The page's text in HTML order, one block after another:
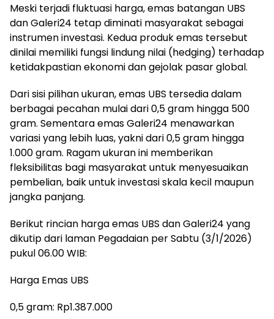
Meski terjadi fluktuasi harga, emas batangan UBS
dan Galeri24 tetap diminati masyarakat sebagai
instrumen investasi. Kedua produk emas tersebut
dinilai memiliki fungsi lindung nilai (hedging) terhadap
ketidakpastian ekonomi dan gejolak pasar global.
Dari sisi pilihan ukuran, emas UBS tersedia dalam
berbagai pecahan mulai dari 0,5 gram hingga 500
gram. Sementara emas Galeri24 menawarkan
variasi yang lebih luas, yakni dari 0,5 gram hingga
1.000 gram. Ragam ukuran ini memberikan
fleksibilitas bagi masyarakat untuk menyesuaikan
pembelian, baik untuk investasi skala kecil maupun
jangka panjang.
Berikut rincian harga emas UBS dan Galeri24 yang
dikutip dari laman Pegadaian per Sabtu (3/1/2026)
pukul 06.00 WIB:
Harga Emas UBS
0,5 gram: Rp1.387.000